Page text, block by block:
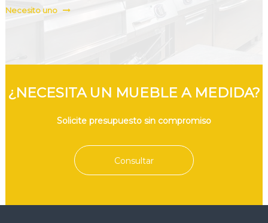
Necesito uno
¿NECESITA UN MUEBLE A MEDIDA?
Solicite presupuesto sin compromiso
Consultar